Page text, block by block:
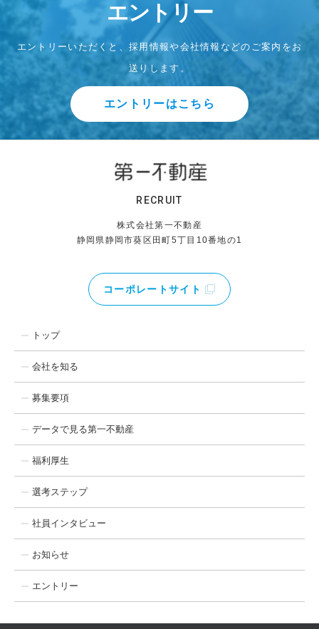
エントリー
エントリーいただくと、採用情報や会社情報などのご案内をお
送りします。
エントリーはこちら
RECRUIT
株式会社第一不動産
静岡県静岡市葵区田町5丁目10番地の1
コーポレートサイト
トップ
会社を知る
募集要項
データで見る第一不動産
福利厚生
選考ステップ
社員インタビュー
お知らせ
エントリー